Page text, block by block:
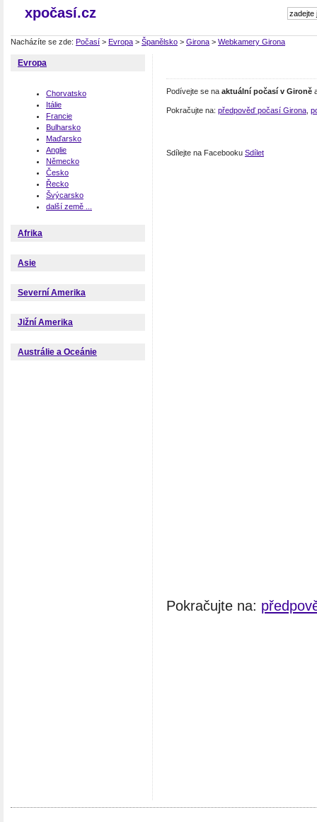
xpočasí.cz
Nacházíte se zde: Počasí > Evropa > Španělsko > Girona > Webkamery Girona
Evropa
Chorvatsko
Itálie
Francie
Bulharsko
Maďarsko
Anglie
Německo
Česko
Řecko
Švýcarsko
další země ...
Afrika
Asie
Severní Amerika
Jižní Amerika
Austrálie a Oceánie
Podívejte se na aktuální počasí v Gironě
Pokračujte na: předpověď počasí Girona
Sdílejte na Facebooku Sdílet
Pokračujte na: